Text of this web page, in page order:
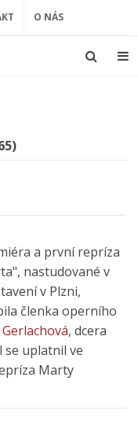
O NÁS
a první repríza
nastudované v
v Plzni,
členka operního
, dcera
se uplatnil ve
Marty